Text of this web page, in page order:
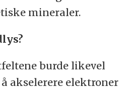
mineraler.
burde likevel
akselerere elektroner